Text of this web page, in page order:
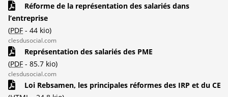
Réforme de la représentation des salariés dans
l’entreprise
(PDF - 44 kio)
clesdusocial.com
Représentation des salariés des PME
(PDF - 85.7 kio)
clesdusocial.com
Loi Rebsamen, les principales réformes des IRP et du CE